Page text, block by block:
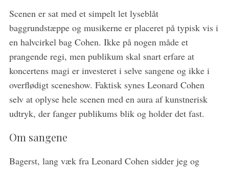
Scenen er sat med et simpelt let lyseblåt
baggrundstæppe og musikerne er placeret på typisk vis i
en halvcirkel bag Cohen. Ikke på nogen måde et
prangende regi, men publikum skal snart erfare at
koncertens magi er investeret i selve sangene og ikke i
overflødigt sceneshow. Faktisk synes Leonard Cohen
selv at oplyse hele scenen med en aura af kunstnerisk
udtryk, der fanger publikums blik og holder det fast.
Om sangene
Bagerst, lang væk fra Leonard Cohen sidder jeg og
S
a